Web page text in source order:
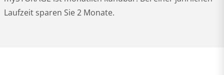
Laufzeit sparen Sie 2 Monate.